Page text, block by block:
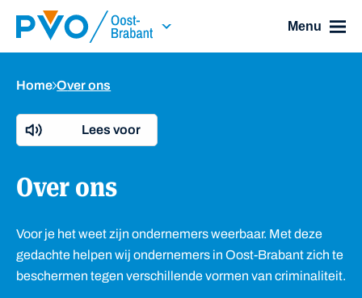
Skip Navigation or Skip to Content
Menu
Home Over ons
Lees voor
Over ons
Voor je het weet zijn ondernemers weerbaar. Met deze
gedachte helpen wij ondernemers in Oost-Brabant zich te
beschermen tegen verschillende vormen van criminaliteit.